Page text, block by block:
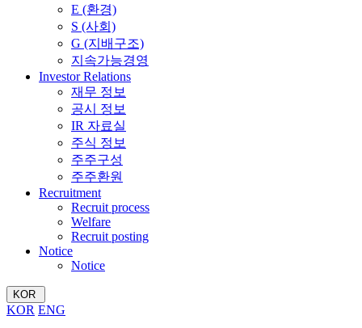
E (환경)
S (사회)
G (지배구조)
지속가능경영
Investor Relations
재무 정보
공시 정보
IR 자료실
주식 정보
주주구성
주주환원
Recruitment
Recruit process
Welfare
Recruit posting
Notice
Notice
KOR
KOR ENG